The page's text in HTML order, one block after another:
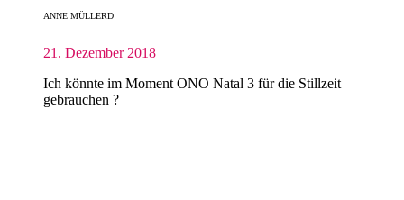
ANNE MÜLLERD
21. Dezember 2018
Ich könnte im Moment ONO Natal 3 für die Stillzeit
gebrauchen ?